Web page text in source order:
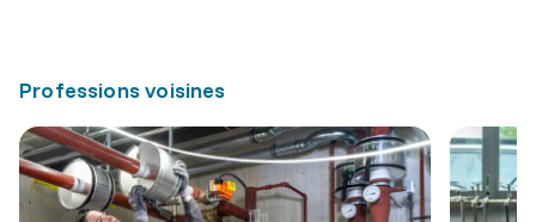
Professions voisines